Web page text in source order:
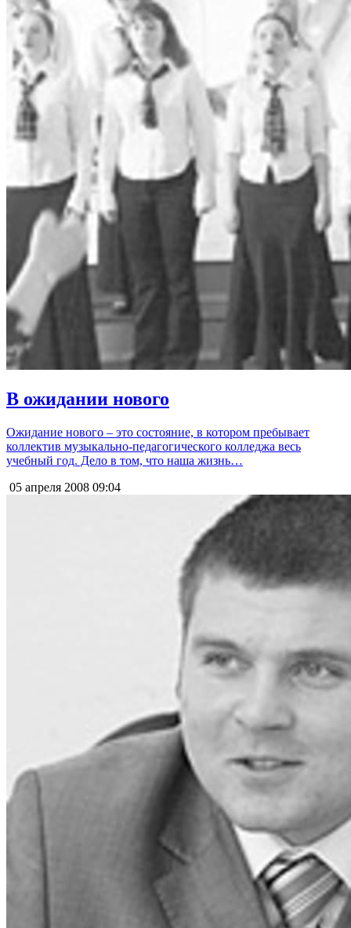
В ожидании нового
Ожидание нового – это состояние, в котором пребывает
коллектив музыкально-педагогического колледжа весь
учебный год. Дело в том, что наша жизнь…
05 апреля 2008 09:04